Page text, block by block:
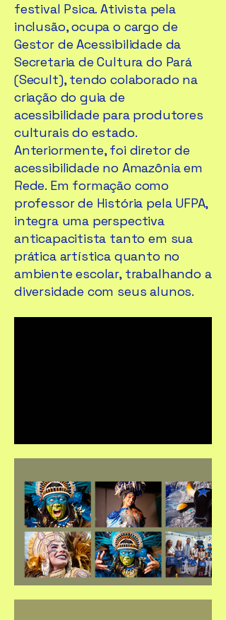
festival Psica. Ativista pela
inclusão, ocupa o cargo de
Gestor de Acessibilidade da
Secretaria de Cultura do Pará
(Secult), tendo colaborado na
criação do guia de
acessibilidade para produtores
culturais do estado.
Anteriormente, foi diretor de
acessibilidade no Amazônia em
Rede. Em formação como
professor de História pela UFPA,
integra uma perspectiva
anticapacitista tanto em sua
prática artística quanto no
ambiente escolar, trabalhando a
diversidade com seus alunos.